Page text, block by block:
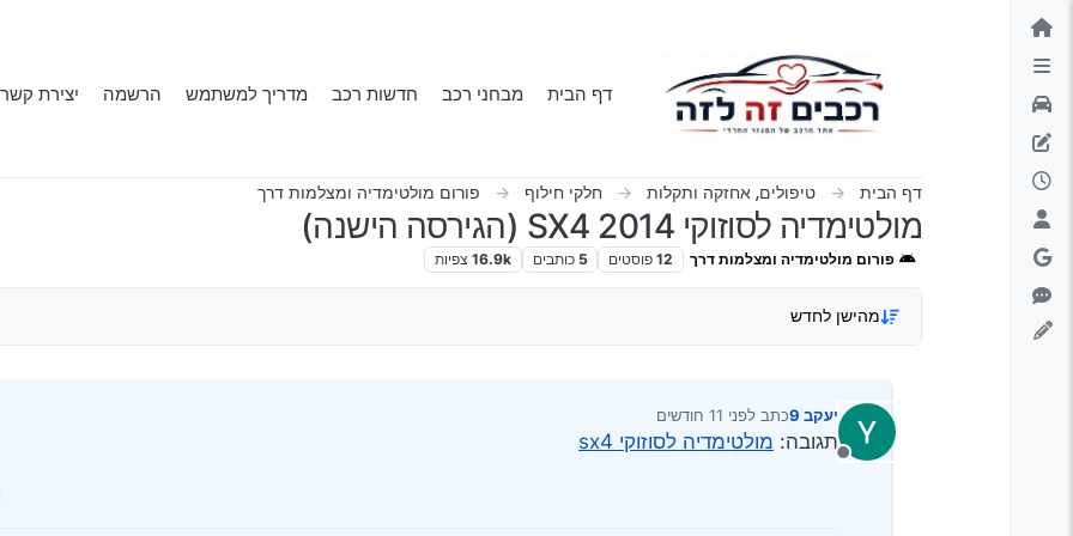
דילוג לתוכן
דף הבית מבחני רכב חדשות רכב מדריך למשתמש הרשמה יצירת קשר
דף הבית טיפולים, אחזקה ותקלות חלקי חילוף פורום מולטימדיה ומצלמות דרך
מולטימדיה לסוזוקי 2014 SX4 (הגירסה הישנה)
פורום מולטימדיה ומצלמות דרך 12 פוסטים 5 כותבים 16.9k צפיות
מהישן לחדש
מנותק
יעקב 9 כתב לפני 11 חודשים
נערך לאחרונה על ידי
תגובה: מולטימדיה לסוזוקי sx4